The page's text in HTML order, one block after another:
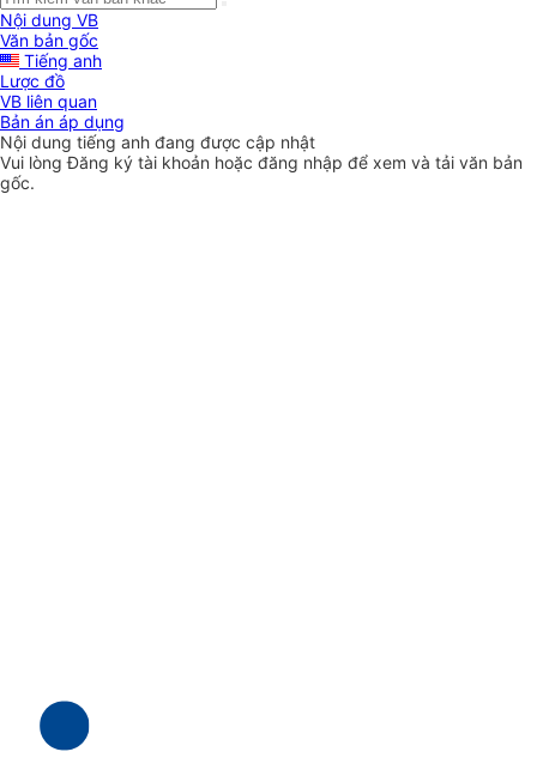
Nội dung VB
Văn bản gốc
Tiếng anh
Lược đồ
VB liên quan
Bản án áp dụng
Nội dung tiếng anh đang được cập nhật
Vui lòngĐăng ký tài khoản hoặc đăng nhập để xem và tải văn bản
gốc.